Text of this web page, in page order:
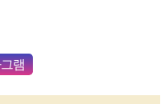
램